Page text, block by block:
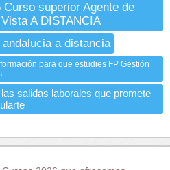
superior Agente de
A DISTANCIA
andalucia a distancia
para que estudies FP Gestión
salidas laborales que promete